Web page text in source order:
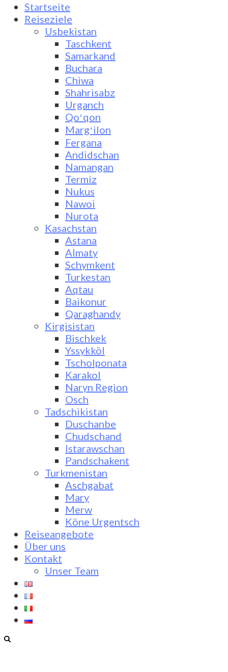
Startseite
Reiseziele
Usbekistan
Taschkent
Samarkand
Buchara
Chiwa
Shahrisabz
Urganch
Qoʻqon
Margʻilon
Fergana
Andidschan
Namangan
Termiz
Nukus
Nawoi
Nurota
Kasachstan
Astana
Almaty
Schymkent
Turkestan
Aqtau
Baikonur
Qaraghandy
Kirgisistan
Bischkek
Yssykköl
Tscholponata
Karakol
Naryn Region
Osch
Tadschikistan
Duschanbe
Chudschand
Istarawschan
Pandschakent
Turkmenistan
Aschgabat
Mary
Merw
Köne Urgentsch
Reiseangebote
Über uns
Kontakt
Unser Team